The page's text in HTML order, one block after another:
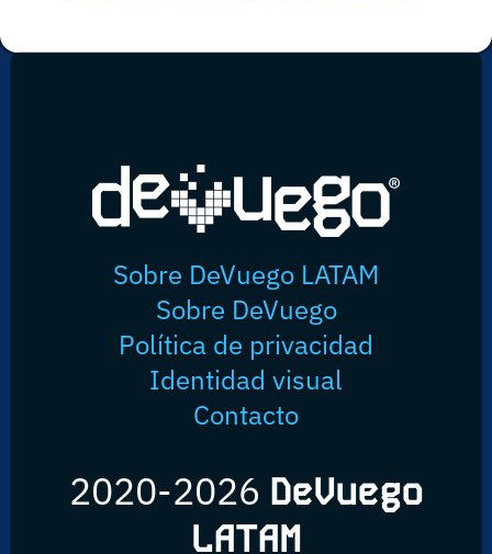
Sobre DeVuego LATAM
Sobre DeVuego
Política de privacidad
Identidad visual
Contacto
2020-2026 DeVuego
LATAM